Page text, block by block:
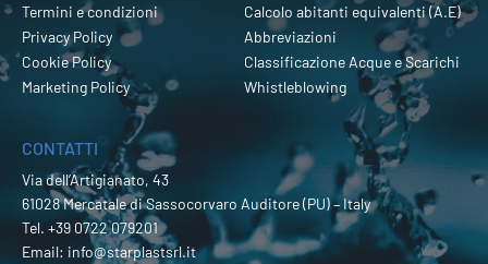
Termini e condizioni
Privacy Policy
Cookie Policy
Marketing Policy
Calcolo abitanti equivalenti (A.E)
Abbreviazioni
Classificazione Acque e Scarichi
Whistleblowing
CONTATTI
Via dell’Artigianato, 43
61028 Mercatale di Sassocorvaro Auditore (PU) – Italy
Tel. +39 0722 079201
Email: info@starplastsrl.it